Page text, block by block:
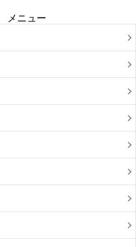
メニュー